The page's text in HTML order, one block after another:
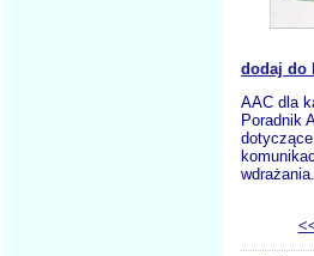
dodaj do
AAC dla
Poradnik